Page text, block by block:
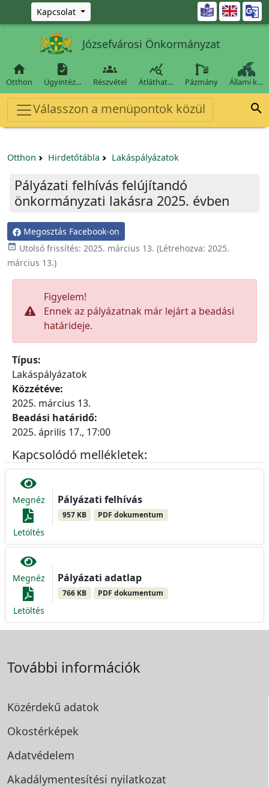
Ugrás a fő tartalomra
Kapcsolat 
Józsefvárosi Önkormányzat

Otthon

Ügyintéz…

Részvétel

Átláthat… Pázmány Állami k…
Válasszon a menüpontok közül 
Otthon Hirdetőtábla Lakáspályázatok
Pályázati felhívás felújítandó
önkormányzati lakásra 2025. évben
Megosztás Facebook-on
 Utolsó frissítés: 2025. március 13. (Létrehozva: 2025.
március 13.)
Figyelem!
Ennek az pályázatnak már lejárt a beadási
határideje.
Típus:
Lakáspályázatok
Közzétéve:
2025. március 13.
Beadási határidő:
2025. április 17., 17:00
Kapcsolódó mellékletek:
Megnéz
Letöltés
Pályázati felhívás
957 KB PDF dokumentum
Megnéz
Letöltés
Pályázati adatlap
766 KB PDF dokumentum
További információk
Közérdekű adatok
Okostérképek
Adatvédelem
Akadálymentesítési nyilatkozat